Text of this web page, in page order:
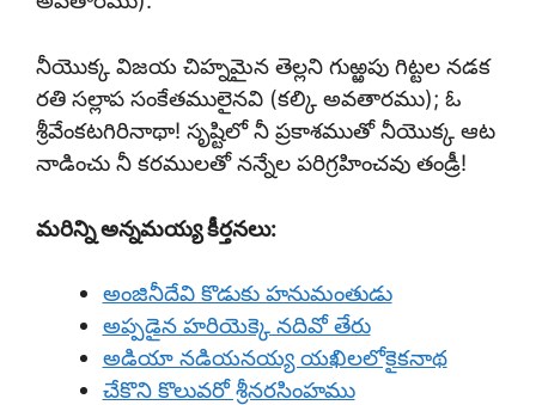
నీయొక్క విజయ చిహ్నమైన తెల్లని గుఱ్ఱపు గిట్టల నడక
రతి సల్లాప సంకేతములైనవి (కల్కి అవతారము); ఓ
శ్రీవేంకటగిరినాథా! సృష్టిలో నీ ప్రకాశముతో నీయొక్క ఆట
నాడించు నీ కరములతో నన్నేల పరిగ్రహించవు తండ్రీ!
మరిన్ని అన్నమయ్య కీర్తనలు:
అంజినీదేవి కొడుకు హనుమంతుడు
అప్పడైన హరియెక్కె నదివో తేరు
అడియా నడియనయ్య యఖిలలోకైకనాథ
చేకొని కొలువరో శ్రీనరసింహము